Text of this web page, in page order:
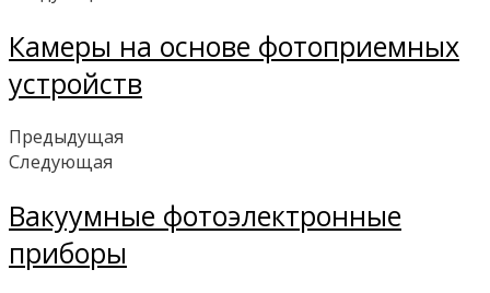
Камеры на основе фотоприемных
устройств
Предыдущая
Следующая
Вакуумные фотоэлектронные
приборы